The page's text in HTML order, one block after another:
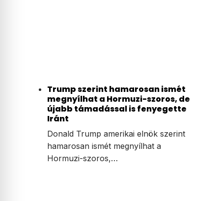
Trump szerint hamarosan ismét
megnyílhat a Hormuzi-szoros, de
újabb támadással is fenyegette
Iránt
Donald Trump amerikai elnök szerint
hamarosan ismét megnyílhat a
Hormuzi-szoros,…